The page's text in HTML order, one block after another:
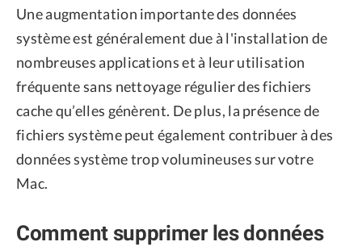
Une augmentation importante des données
système est généralement due à l'installation de
nombreuses applications et à leur utilisation
fréquente sans nettoyage régulier des fichiers
cache qu’elles génèrent. De plus, la présence de
fichiers système peut également contribuer à des
données système trop volumineuses sur votre
Mac.
Comment supprimer les données